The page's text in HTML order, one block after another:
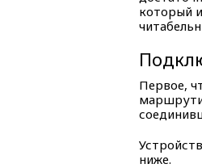
который
Первое,
ниже.